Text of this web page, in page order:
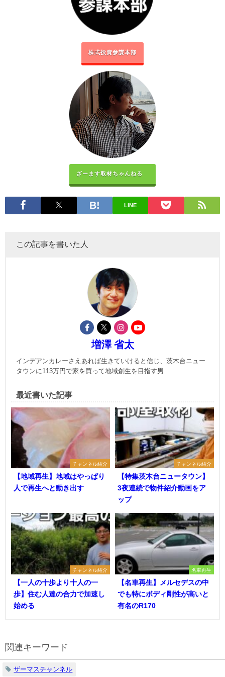
株式投資参謀本部
ざーます取材ちゃんねる
LINE
この記事を書いた人
増澤 省太
インデアンカレーさえあれば生きていけると信じ、茨木台ニュー
タウンに113万円で家を買って地域創生を目指す男
最近書いた記事
チャンネル紹介
【地域再生】地域はやっぱり
人で再生へと動き出す
チャンネル紹介
【特集茨木台ニュータウン】
3夜連続で物件紹介動画をア
ップ
チャンネル紹介
【一人の十歩より十人の一
歩】住む人達の合力で加速し
始める
名車再生
【名車再生】メルセデスの中
でも特にボディ剛性が高いと
有名のR170
関連キーワード
ザーマスチャンネル